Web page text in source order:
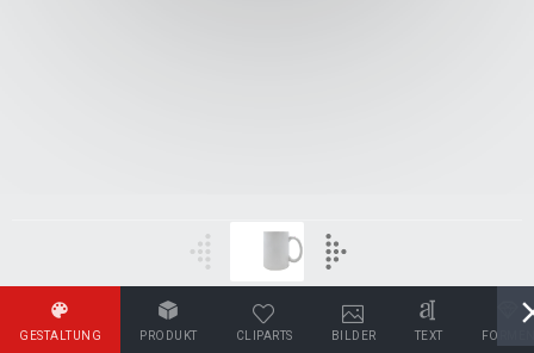
GESTALTUNG PRODUKT CLIPARTS BILDER TEXT